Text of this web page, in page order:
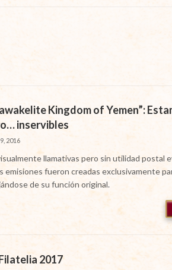
Kingdom of Yemen”:
inservibles
2016
llamativas pero sin utilidad postal
emisiones fueron creadas exclusivamente
de su función original.
2017